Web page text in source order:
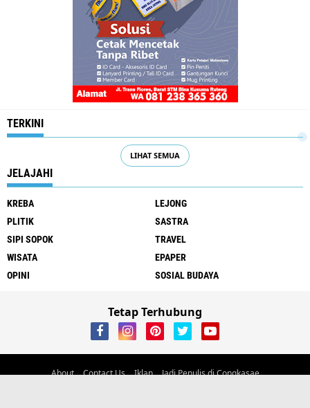
TERKINI
LIHAT SEMUA
JELAJAHI
KREBA
LEJONG
PLITIK
SASTRA
SIPI SOPOK
TRAVEL
WISATA
EPAPER
OPINI
SOSIAL BUDAYA
Tetap Terhubung
About Contact Us Iklan
Jadi Penulis di Congkasae